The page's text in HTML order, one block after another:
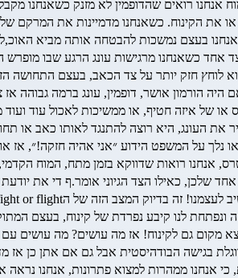
אנחנו רואים שהדופמין לא מזנק
את הקינוח. כשאנחנו מדמיינות את
בעצם נמשכות להבטחה אותה מביא
אחד כשאנחנו מרגישות עונג הרגע שבו
לוחץ חזק יותר על צד הכאב, בעצם התחושה
היה הורמון אושר, דופמין, עונג ברמה גבוהה
של איזה חטיף, או ממשיכות לאכול עוד
את העונג, היא רוצה להתנגד לאותו כאב או
נלך על המשפט הידוע ״אני אהיה חזקה!״, אז
אנחנו רואות שדווקא בזמן מתח, המוח
שלכן, כאילו הצד הגיוני אומר.ף די את
ונפתחת לנו קיבע נפרדת של קינוח, בעצם
מקום גם לקינוח! אז מה עושים? מה עושים עם
בגישה הבודהיסטית אבל גם אם אתן כן אז
כי אנחנו ממהרות למצוא פתרונות, אנחנו